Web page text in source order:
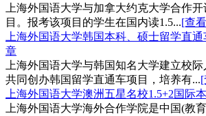
上海外国语大学与加拿大约克大学合作
目。报考该项目的学生在国内读1.5...[查
上海外国语大学韩国本科、硕士留学直
章
上海外国语大学与韩国知名大学建立校际
共同创办韩国留学直通车项目，培养有...[
上海外国语大学澳洲五星名校1.5+2国际
上海外国语大学海外合作学院是中国(教